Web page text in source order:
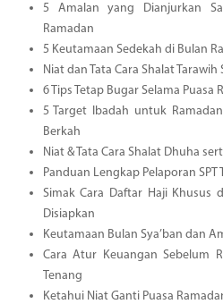
5 Amalan yang Dianjurkan
Ramadan
5 Keutamaan Sedekah di Bulan
Niat dan Tata Cara Shalat
6 Tips Tetap Bugar Selama Puasa
5 Target Ibadah untuk
Berkah
Niat & Tata Cara Shalat Dhuha
Panduan Lengkap Pelaporan SPT
Simak Cara Daftar Haji Khusus
Disiapkan
Keutamaan Bulan Sya’ban dan
Cara Atur Keuangan Sebelum
Tenang
Ketahui Niat Ganti Puasa